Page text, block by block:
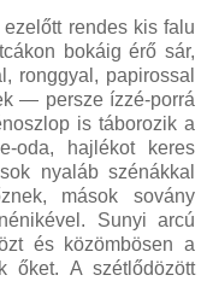
rendes kis falu
bokáig érő sár,
ronggyal, papirossal
— persze ízzé-porrá
is táborozik a
oda, hajlékot keres
nyaláb szénákkal
mások sovány
Sunyi arcú
és közömbösen a
őket. A szétlődözött